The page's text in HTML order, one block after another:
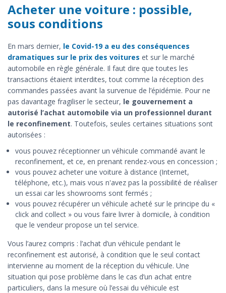
Acheter une voiture : possible,
sous conditions
En mars dernier, le Covid-19 a eu des conséquences
dramatiques sur le prix des voitures et sur le marché
automobile en règle générale. Il faut dire que toutes les
transactions étaient interdites, tout comme la réception des
commandes passées avant la survenue de l’épidémie. Pour ne
pas davantage fragiliser le secteur, le gouvernement a
autorisé l’achat automobile via un professionnel durant
le reconfinement. Toutefois, seules certaines situations sont
autorisées :
vous pouvez réceptionner un véhicule commandé avant le
reconfinement, et ce, en prenant rendez-vous en concession ;
vous pouvez acheter une voiture à distance (Internet,
téléphone, etc.), mais vous n'avez pas la possibilité de réaliser
un essai car les showrooms sont fermés ;
vous pouvez récupérer un véhicule acheté sur le principe du «
click and collect » ou vous faire livrer à domicile, à condition
que le vendeur propose un tel service.
Vous l’aurez compris : l’achat d’un véhicule pendant le
reconfinement est autorisé, à condition que le seul contact
intervienne au moment de la réception du véhicule. Une
situation qui pose problème dans le cas d’un achat entre
particuliers, dans la mesure où l’essai du véhicule est